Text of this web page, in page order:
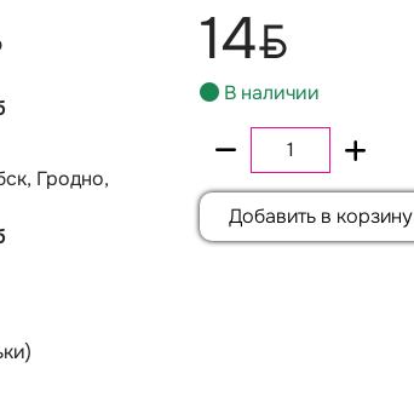
Гродно,
14BYN
В наличии
Добавить в корзину